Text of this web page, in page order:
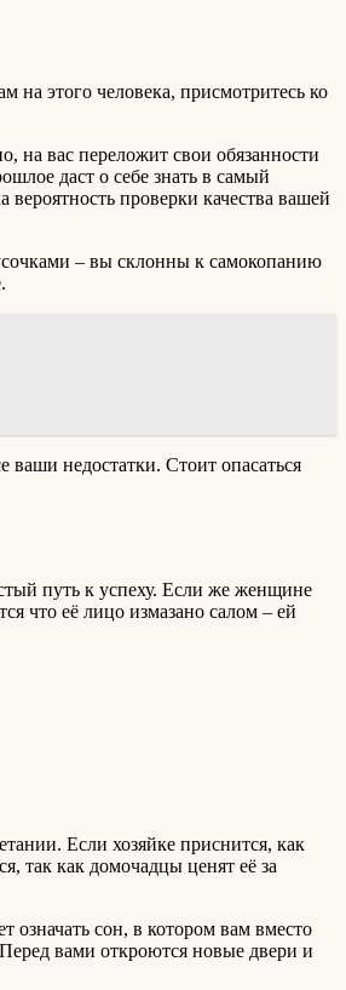
этого человека, присмотритесь ко
на вас переложит свои обязанности
даст о себе знать в самый
проверки качества вашей
– вы склонны к самокопанию
недостатки. Стоит опасаться
путь к успеху. Если же женщине
что её лицо измазано салом – ей
Если хозяйке приснится, как
так как домочадцы ценят её за
сон, в котором вам вместо
вами откроются новые двери и